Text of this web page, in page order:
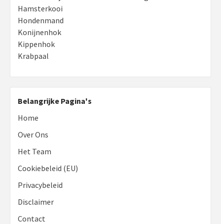
Hamsterkooi
Hondenmand
Konijnenhok
Kippenhok
Krabpaal
Belangrijke Pagina's
Home
Over Ons
Het Team
Cookiebeleid (EU)
Privacybeleid
Disclaimer
Contact